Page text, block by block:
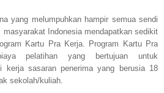
yang melumpuhkan hampir semua sendi
masyarakat Indonesia mendapatkan sedikit
Kartu Pra Kerja. Program Kartu Pra
pelatihan yang bertujuan untuk
kerja sasaran penerima yang berusia 18
sekolah/kuliah.